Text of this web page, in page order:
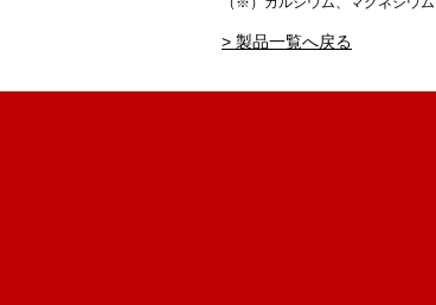
> 製品一覧へ戻る